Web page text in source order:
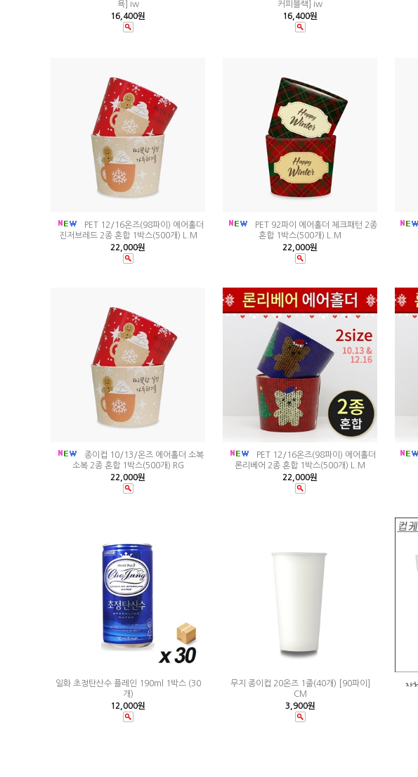
욕] iw
16,400원
커피블랙] iw
16,400원
PET 12/16온즈(98파이) 에어홀더
진저브레드 2종 혼합 1박스(500개) L.M
22,000원
PET 92파이 에어홀더 체크패턴 2종
혼합 1박스(500개) L.M
22,000원
종이컵 10/13/온즈 에어홀더 소복
소복 2종 혼합 1박스(500개) RG
22,000원
PET 12/16온즈(98파이) 에어홀더
론리베어 2종 혼합 1박스(500개) L.M
22,000원
일화 초정탄산수 플레인 190ml 1박스 (30
개)
12,000원
무지 종이컵 20온즈 1줄(40개) [90파이]
CM
3,900원